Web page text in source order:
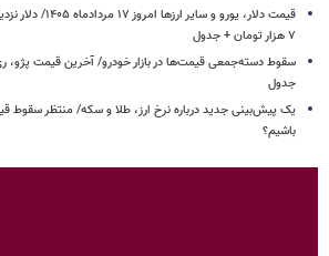
۷ هزار تومان + جدول
سقوط دسته‌جمعی قیمت‌ها در بازار خودرو/ آخرین قیمت پژو،
جدول
یک پیش‌بینی جدید درباره نرخ ارز، طلا و سکه/ منتظر سقوط
باشیم؟